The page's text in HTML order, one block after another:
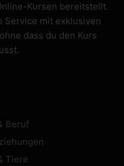
Kursen bereitstellt.
Service mit exklusiven
dass du den Kurs
Beruf
Tiere